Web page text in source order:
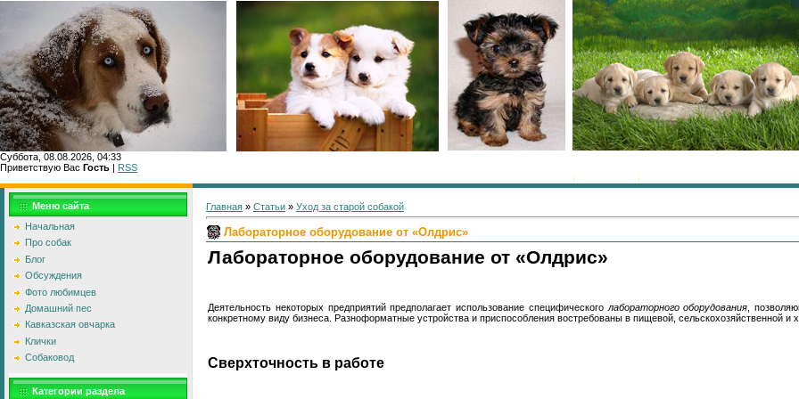
Суббота, 08.08.2026, 04:33
Приветствую Вас Гость | RSS
| |
Меню сайта
Начальная
Про собак
Блог
Обсуждения
Фото любимцев
Домашний пес
Кавказская овчарка
Клички
Собаковод
Категории раздела
Главная » Статьи » Уход за старой собакой
Лабораторное оборудование от «Олдрис»
Лабораторное оборудование от «Олдрис»
Деятельность некоторых предприятий предполагает использование специфического лабораторного оборудования ,
конкретному виду бизнеса. Разноформатные устройства и приспособления востребованы в пищевой, сельскохозяйственной и
Сверхточность в работе